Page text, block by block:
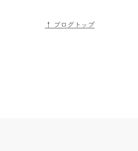
↑ ブログトップ